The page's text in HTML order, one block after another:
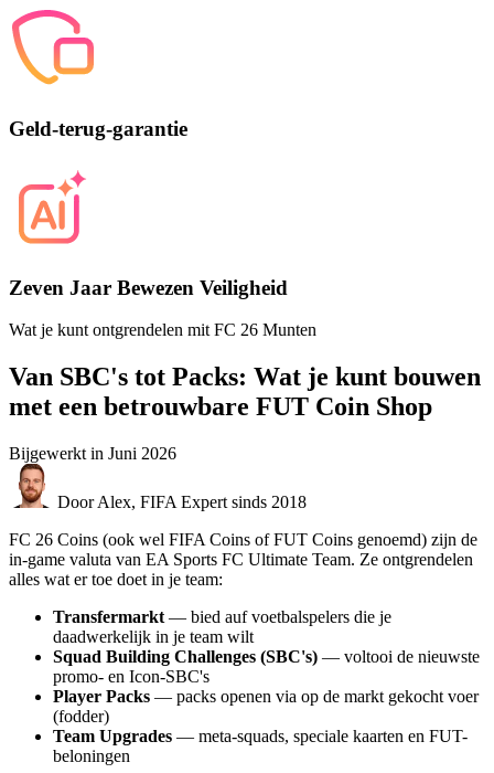
Geld-terug-garantie
Zeven Jaar Bewezen Veiligheid
Wat je kunt ontgrendelen mit FC 26 Munten
Van SBC's tot Packs: Wat je kunt bouwen
met een betrouwbare FUT Coin Shop
Bijgewerkt in Juni 2026
Door Alex, FIFA Expert sinds 2018
FC 26 Coins (ook wel FIFA Coins of FUT Coins genoemd) zijn de
in-game valuta van EA Sports FC Ultimate Team. Ze ontgrendelen
alles wat er toe doet in je team:
Transfermarkt — bied auf voetbalspelers die je
daadwerkelijk in je team wilt
Squad Building Challenges (SBC's) — voltooi de nieuwste
promo- en Icon-SBC's
Player Packs — packs openen via op de markt gekocht voer
(fodder)
Team Upgrades — meta-squads, speciale kaarten en FUT-
beloningen